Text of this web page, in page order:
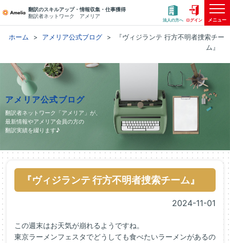
翻訳のスキルアップ・情報収集・仕事獲得
翻訳者ネットワーク アメリア
法人の方へ ログイン メニュー
ホーム アメリア公式ブログ
『ヴィジランテ 行方不明者捜索チー
ム』
アメリア公式ブログ
翻訳者ネットワーク「アメリア」が、
最新情報やアメリア会員の方の
翻訳実績を綴ります♪
『ヴィジランテ 行方不明者捜索チーム』
2024-11-01
この週末はお天気が崩れるようですね。
東京ラーメンフェスタでどうしても食べたいラーメンがあるの